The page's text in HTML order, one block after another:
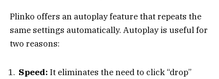
Plinko offers an autoplay feature that repeats the
same settings automatically. Autoplay is useful for
two reasons:
Speed: It eliminates the need to click “drop”